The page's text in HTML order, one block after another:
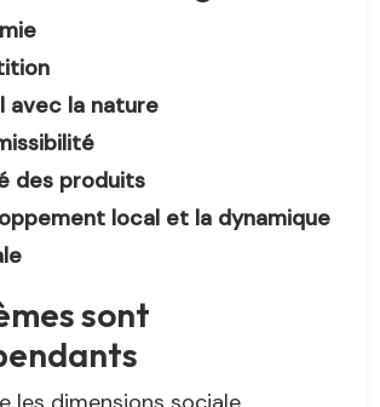
avec la nature
des produits
local et la dynamique
sont